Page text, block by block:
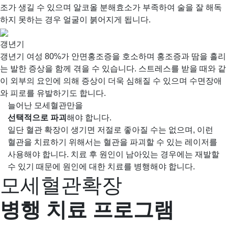
조가 생길 수 있으며 알코올 분해효소가 부족하여 술을 잘 해독
하지 못하는 경우 얼굴이 붉어지게 됩니다.
갱년기
갱년기 여성 80%가 안면홍조증을 호소하며 홍조증과 땀을 흘리
는 발한 증상을 함께 겪을 수 있습니다. 스트레스를 받을 때와 같
이 외부의 요인에 의해 증상이 더욱 심해질 수 있으며 수면장애
와 피로를 유발하기도 합니다.
늘어난 모세혈관만을
선택적으로 파괴해야 합니다.
일단 혈관 확장이 생기면 저절로 좋아질 수는 없으며, 이런
혈관을 치료하기 위해서는 혈관을 파괴할 수 있는 레이저를
사용해야 합니다. 치료 후 원인이 남아있는 경우에는 재발할
수 있기 때문에 원인에 대한 치료를 병행해야 합니다.
모세혈관확장
병행 치료 프로그램